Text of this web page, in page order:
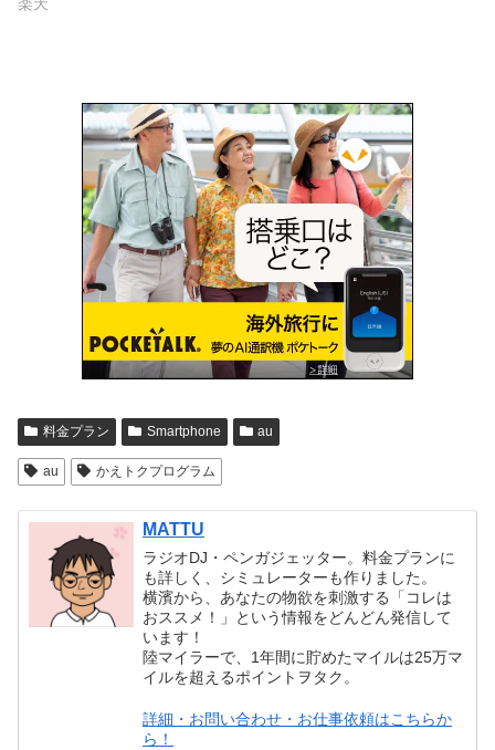
楽天
料金プラン Smartphone au
au かえトクプログラム
MATTU
ラジオDJ・ペンガジェッター。料金プランに
も詳しく、シミュレーターも作りました。
横濱から、あなたの物欲を刺激する「コレは
おススメ！」という情報をどんどん発信して
います！
陸マイラーで、1年間に貯めたマイルは25万マ
イルを超えるポイントヲタク。
詳細・お問い合わせ・お仕事依頼はこちらか
ら！